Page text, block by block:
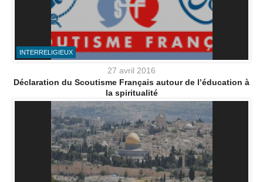
INTERRELIGIEUX
27 avril 2016
Déclaration du Scoutisme Français autour de l’éducation à
la spiritualité